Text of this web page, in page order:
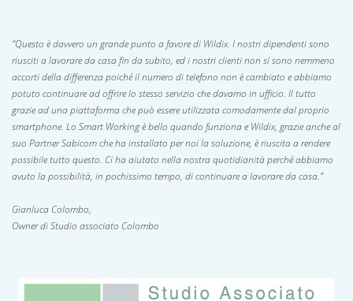
“Questo è davvero un grande punto a favore di Wildix. I nostri dipendenti sono
riusciti a lavorare da casa fin da subito, ed i nostri clienti non si sono nemmeno
accorti della differenza poiché il numero di telefono non è cambiato e abbiamo
potuto continuare ad offrire lo stesso servizio che davamo in ufficio. Il tutto
grazie ad una piattaforma che può essere utilizzata comodamente dal proprio
smartphone. Lo Smart Working è bello quando funziona e Wildix, grazie anche al
suo Partner Sabicom che ha installato per noi la soluzione, è riuscita a rendere
possibile tutto questo. Ci ha aiutato nella nostra quotidianità perché abbiamo
avuto la possibilità, in pochissimo tempo, di continuare a lavorare da casa.”
Gianluca Colombo,
Owner di Studio associato Colombo